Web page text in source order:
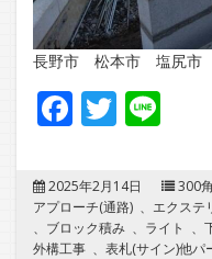
長野市 松本市 塩尻市
Facebook
Twitter
2025年2月14日 300
アプローチ(通路) 、 エクステ
、 ブロック積み 、 ライト 、
外構工事 、 表札(サイン)他パ